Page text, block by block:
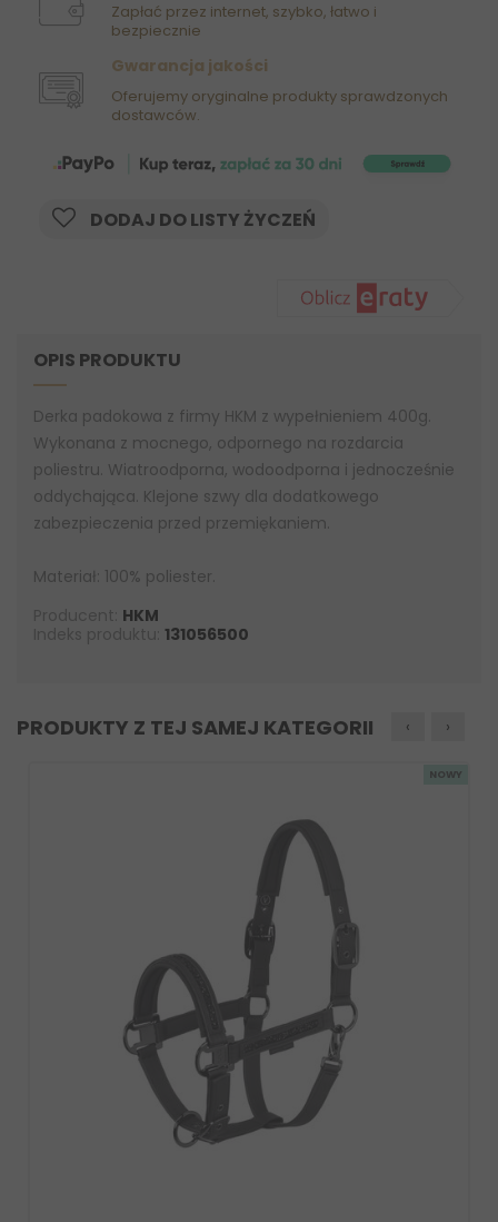
Zapłać przez internet, szybko, łatwo i
bezpiecznie
Gwarancja jakości
Oferujemy oryginalne produkty sprawdzonych
dostawców.
DODAJ DO LISTY ŻYCZEŃ
OPIS PRODUKTU
Derka padokowa z firmy HKM z wypełnieniem 400g.
Wykonana z mocnego, odpornego na rozdarcia
poliestru. Wiatroodporna, wodoodporna i jednocześnie
oddychająca. Klejone szwy dla dodatkowego
zabezpieczenia przed przemiękaniem.
Materiał: 100% poliester.
Producent: HKM
Indeks produktu: 131056500
PRODUKTY Z TEJ SAMEJ KATEGORII ‹ ›